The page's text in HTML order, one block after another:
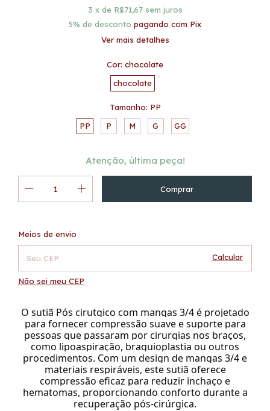
3 x de R$71,67 sem juros
5% de desconto pagando com Pix
Ver mais detalhes
Cor: chocolate
chocolate
Tamanho: PP
PP
P M G GG
Atenção, última peça!
Entregas para o CEP:
Meios de envio
Calcular
Não sei meu CEP
O sutiã Pós cirutgico com mangas 3/4 é projetado
para fornecer compressão suave e suporte para
pessoas que passaram por cirurgias nos braços,
como lipoaspiração, braquioplastia ou outros
procedimentos. Com um design de mangas 3/4 e
materiais respiráveis, este sutiã oferece
compressão eficaz para reduzir inchaço e
hematomas, proporcionando conforto durante a
recuperação pós-cirúrgica.